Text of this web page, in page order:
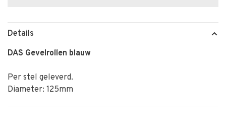
Details
DAS Gevelrollen blauw
Per stel geleverd.
Diameter: 125mm